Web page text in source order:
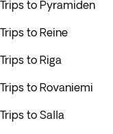
Trips to Pyramiden
Trips to Reine
Trips to Riga
Trips to Rovaniemi
Trips to Salla